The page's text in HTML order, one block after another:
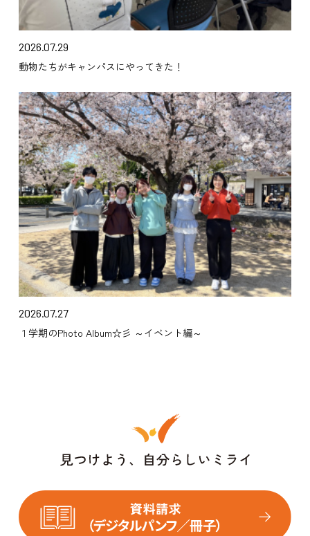
2026.07.29
動物たちがキャンパスにやってきた！
2026.07.27
１学期のPhoto Album☆彡 ～イベント編～